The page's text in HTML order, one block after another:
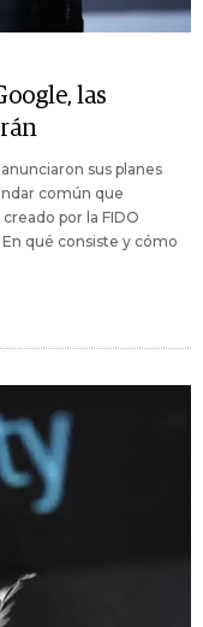
las
sus planes
común que
por la FIDO
qué consiste y cómo